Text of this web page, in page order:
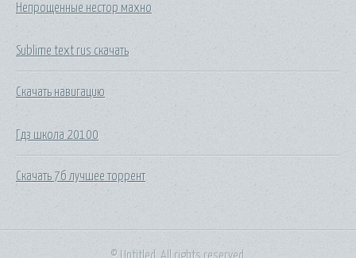
Непрощенные нестор махно
Sublime text rus скачать
Скачать навигацию
Гдз школа 20100
Скачать 7б лучшее торрент
© Untitled. All rights reserved.